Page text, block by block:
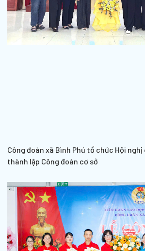
Công đoàn xã Bình Phú tổ chức Hội
thành lập Công đoàn cơ sở